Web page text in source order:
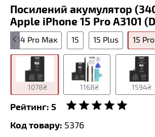
Посилений акумулятор
Apple iPhone 15 Pro A3101
14 Pro Max 15 15 Plus 15 Pro
1078₴ 1168₴ 1594₴
Рейтинг: 5
Код товару: 5376